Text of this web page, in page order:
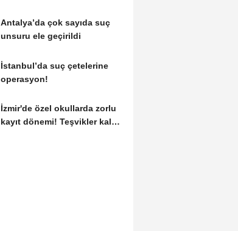
Antalya’da çok sayıda suç
unsuru ele geçirildi
İstanbul’da suç çetelerine
operasyon!
İzmir'de özel okullarda zorlu
kayıt dönemi! Teşvikler kalktı,